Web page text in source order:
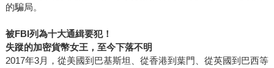
的騙局。
被FBI列為十大通緝要犯！
失蹤的加密貨幣女王，至今下落不明
2017年3月，從美國到巴基斯坦、從香港到葉門、從英國到巴西等